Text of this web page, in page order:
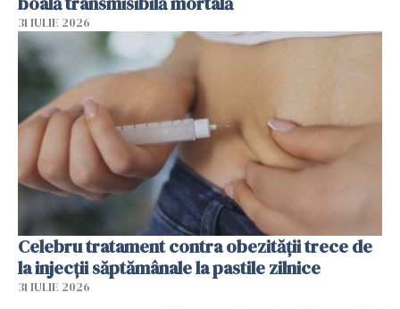
31 IULIE 2026
Celebru tratament contra obezității trece de
la injecții săptămânale la pastile zilnice
31 IULIE 2026